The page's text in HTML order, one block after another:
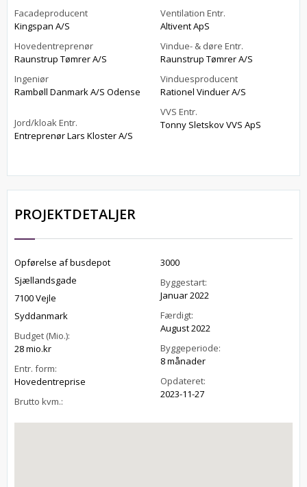
Facadeproducent
Kingspan A/S
Hovedentreprenør
Raunstrup Tømrer A/S
Ingeniør
Rambøll Danmark A/S Odense
Jord/kloak Entr.
Entreprenør Lars Kloster A/S
Ventilation Entr.
Altivent ApS
Vindue- & døre Entr.
Raunstrup Tømrer A/S
Vinduesproducent
Rationel Vinduer A/S
VVS Entr.
Tonny Sletskov VVS ApS
PROJEKTDETALJER
Opførelse af busdepot
Sjællandsgade
7100 Vejle
Syddanmark
Budget (Mio.):
28 mio.kr
Entr. form:
Hovedentreprise
Brutto kvm.:
3000
Byggestart:
Januar 2022
Færdigt:
August 2022
Byggeperiode:
8 månader
Opdateret:
2023-11-27